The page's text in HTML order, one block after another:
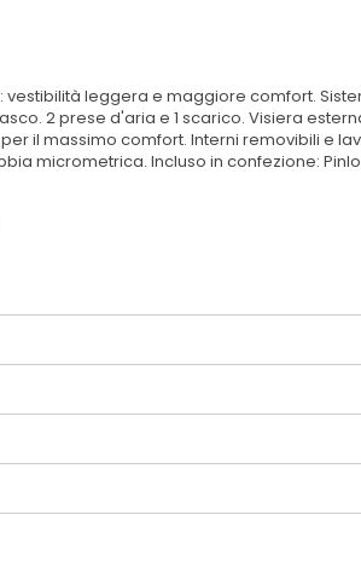
vestibilità leggera e maggiore comfort.
2 prese d'aria e 1 scarico. Visiera
il massimo comfort. Interni removibili e
micrometrica. Incluso in confezione: